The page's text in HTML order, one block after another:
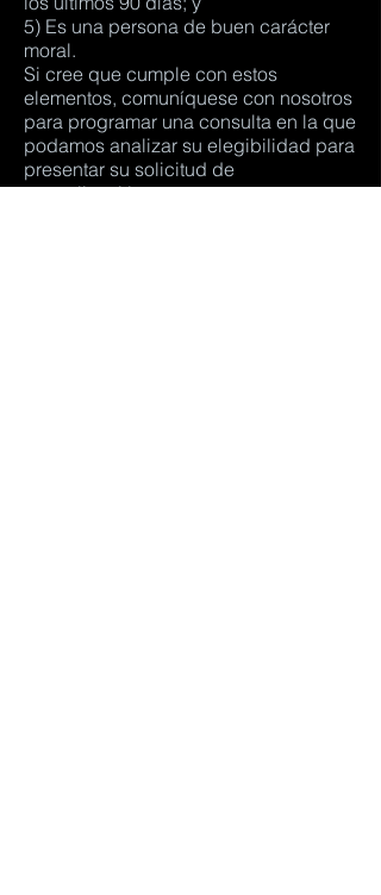
5) Es una persona de buen carácter
moral.
Si cree que cumple con estos
elementos, comuníquese con nosotros
para programar una consulta en la que
podamos analizar su elegibilidad para
presentar su solicitud de
naturalización.